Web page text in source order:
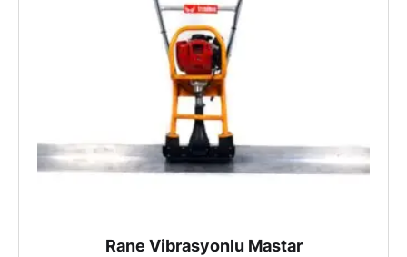
Rane Vibrasyonlu Mastar